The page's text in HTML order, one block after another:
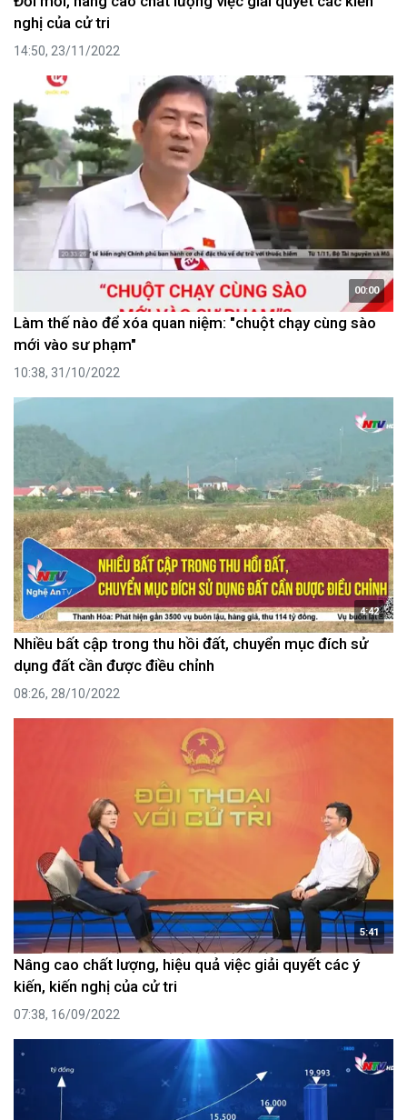
nghị của cử tri
14:50, 23/11/2022
00:00
Làm thế nào để xóa quan niệm: "chuột chạy cùng sào
mới vào sư phạm"
10:38, 31/10/2022
4:42
Nhiều bất cập trong thu hồi đất, chuyển mục đích sử
dụng đất cần được điều chỉnh
08:26, 28/10/2022
5:41
Nâng cao chất lượng, hiệu quả việc giải quyết các ý
kiến, kiến nghị của cử tri
07:38, 16/09/2022